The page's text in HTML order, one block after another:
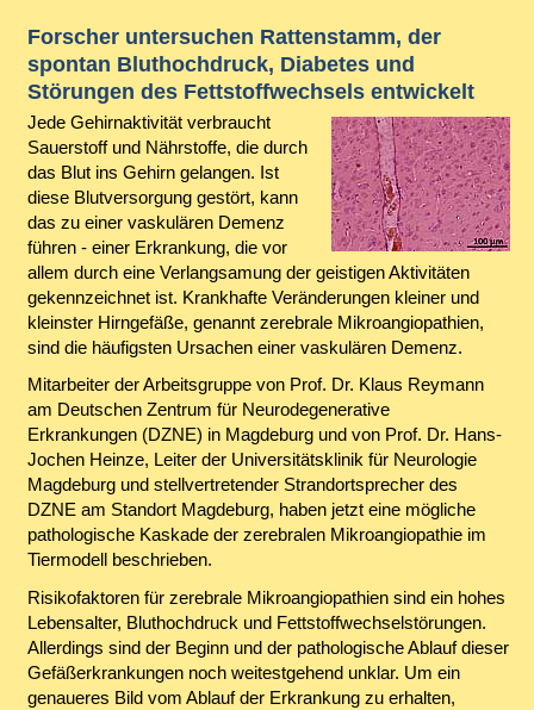
Forscher untersuchen Rattenstamm, der
spontan Bluthochdruck, Diabetes und
Störungen des Fettstoffwechsels entwickelt
Jede Gehirnaktivität verbraucht
Sauerstoff und Nährstoffe, die durch
das Blut ins Gehirn gelangen. Ist
diese Blutversorgung gestört, kann
das zu einer vaskulären Demenz
führen - einer Erkrankung, die vor
allem durch eine Verlangsamung der geistigen Aktivitäten
gekennzeichnet ist. Krankhafte Veränderungen kleiner und
kleinster Hirngefäße, genannt zerebrale Mikroangiopathien,
sind die häufigsten Ursachen einer vaskulären Demenz.
Mitarbeiter der Arbeitsgruppe von Prof. Dr. Klaus Reymann
am Deutschen Zentrum für Neurodegenerative
Erkrankungen (DZNE) in Magdeburg und von Prof. Dr. Hans-
Jochen Heinze, Leiter der Universitätsklinik für Neurologie
Magdeburg und stellvertretender Strandortsprecher des
DZNE am Standort Magdeburg, haben jetzt eine mögliche
pathologische Kaskade der zerebralen Mikroangiopathie im
Tiermodell beschrieben.
Risikofaktoren für zerebrale Mikroangiopathien sind ein hohes
Lebensalter, Bluthochdruck und Fettstoffwechselstörungen.
Allerdings sind der Beginn und der pathologische Ablauf dieser
Gefäßerkrankungen noch weitestgehend unklar. Um ein
genaueres Bild vom Ablauf der Erkrankung zu erhalten,